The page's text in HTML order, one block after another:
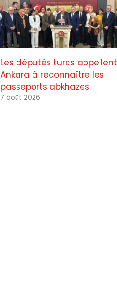
Les députés turcs appellent
Ankara à reconnaître les
passeports abkhazes
7 août 2026